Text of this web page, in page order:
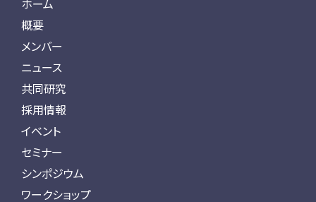
ホーム
概要
メンバー
ニュース
共同研究
採用情報
イベント
セミナー
シンポジウム
ワークショップ